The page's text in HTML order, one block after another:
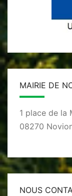
MAIRIE DE
1 place de la
08270
NOUS